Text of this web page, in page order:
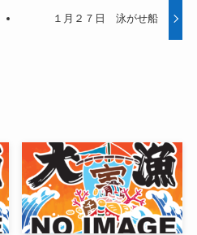
１月２７日 泳がせ船